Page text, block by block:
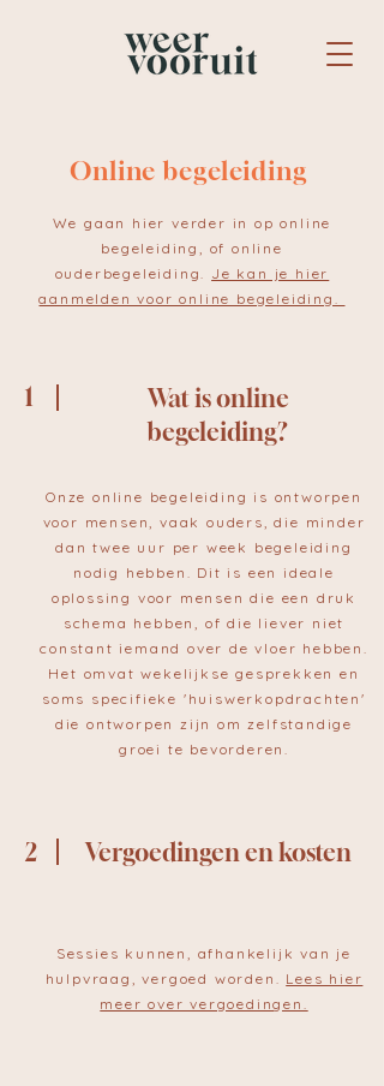
Online begeleiding
We gaan hier verder in op online
begeleiding, of online
ouderbegeleiding. Je kan je hier
aanmelden voor online begeleiding.
1
Wat is online
begeleiding?
Onze online begeleiding is ontworpen
voor mensen, vaak ouders, die minder
dan twee uur per week begeleiding
nodig hebben. Dit is een ideale
oplossing voor mensen die een druk
schema hebben, of die liever niet
constant iemand over de vloer hebben.
Het omvat wekelijkse gesprekken en
soms specifieke 'huiswerkopdrachten'
die ontworpen zijn om zelfstandige
groei te bevorderen.
2 Vergoedingen en kosten
Sessies kunnen, afhankelijk van je
hulpvraag, vergoed worden. Lees hier
meer over vergoedingen.